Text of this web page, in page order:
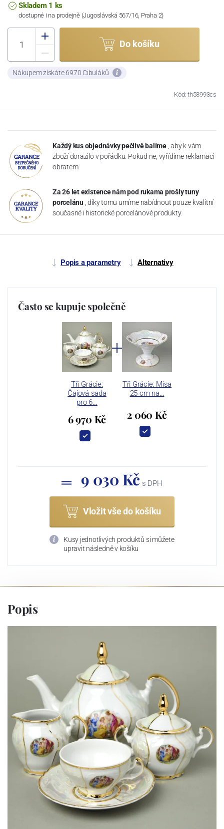
Skladem 1 ks
dostupné i na prodejně (Jugoslávská 567/16, Praha 2)
Do košíku
Nákupem získáte 6970 Cibuláků
Kód: th53993cs
Každý kus objednávky pečlivě balíme , aby k vám
zboží dorazilo v pořádku. Pokud ne, vyřídíme reklamaci
obratem.
Za 26 let existence nám pod rukama prošly tuny
porcelánu , díky tomu umíme nabídnout pouze kvalitní
současné i historické porcelánové produkty.
Popis a parametry Alternativy
Často se kupuje společně
Tři Grácie:
Čajová sada
pro 6…
6 970 Kč
Tři Grácie: Mísa
25 cm na…
2 060 Kč
9 030 Kč s DPH
Vložit vše do košíku
Kusy jednotlivých produktů si můžete
upravit následně v košíku
Popis